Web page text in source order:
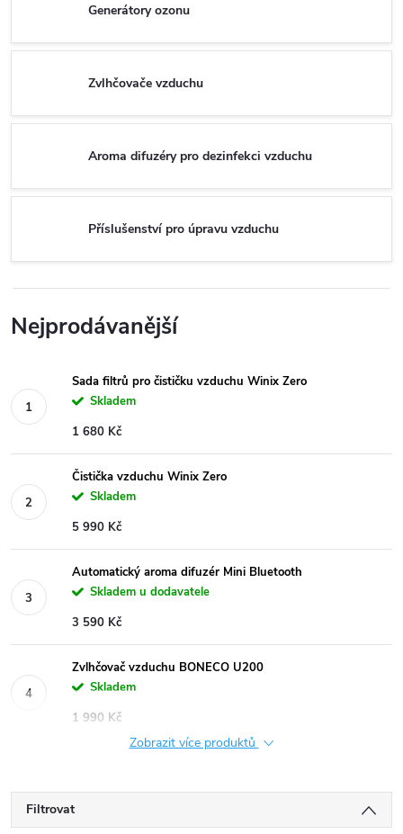
Generátory ozonu
Zvlhčovače vzduchu
Aroma difuzéry pro dezinfekci vzduchu
Příslušenství pro úpravu vzduchu
Nejprodávanější
Sada filtrů pro čističku vzduchu Winix Zero
Skladem
1 680 Kč
Čistička vzduchu Winix Zero
Skladem
5 990 Kč
Automatický aroma difuzér Mini Bluetooth
Skladem u dodavatele
3 590 Kč
Zvlhčovač vzduchu BONECO U200
Skladem
1 990 Kč
Zobrazit více produktů
Filtrovat